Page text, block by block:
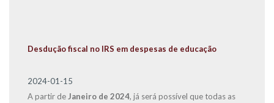
Desdução fiscal no IRS em despesas de educação
2024-01-15
A partir de Janeiro de 2024, já será possível que todas as